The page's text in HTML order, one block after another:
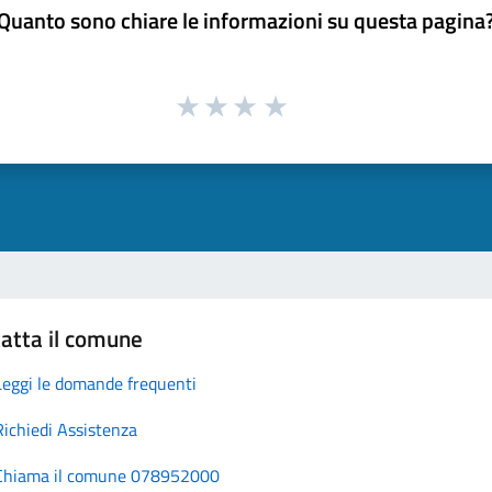
sono chiare le informazioni su questa
il comune
le domande frequenti
Assistenza
il comune 078952000